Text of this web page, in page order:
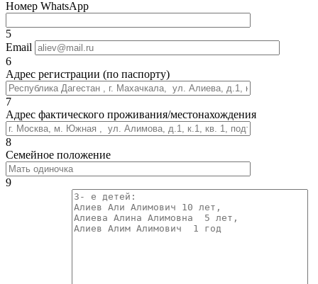
Номер WhatsApp
5
Email
6
Адрес регистрации (по паспорту)
7
Адрес фактического проживания/местонахождения
8
Семейное положение
9